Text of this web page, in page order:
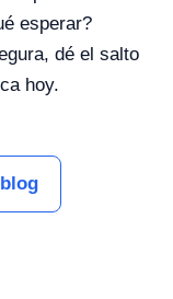
esperar?
dé el salto
hoy.